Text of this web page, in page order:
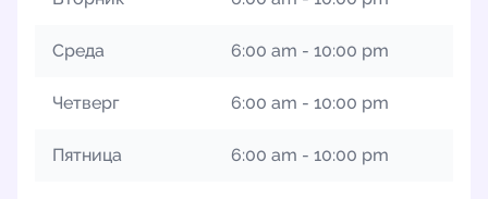
Среда 6:00 am - 10:00 pm
Четверг 6:00 am - 10:00 pm
Пятница 6:00 am - 10:00 pm